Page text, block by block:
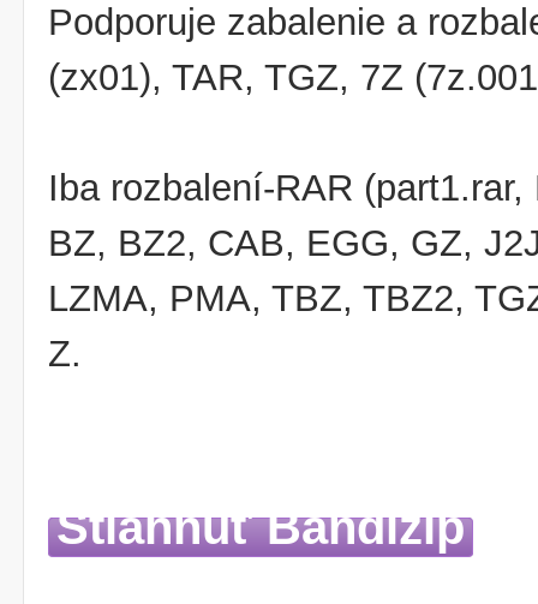
Podporuje zabalenie a
(zx01), TAR, TGZ, 7Z
Iba rozbalení-RAR
BZ, BZ2, CAB, EGG, GZ,
LZMA, PMA, TBZ, TBZ2,
Z.
Stiahnuť Bandizip